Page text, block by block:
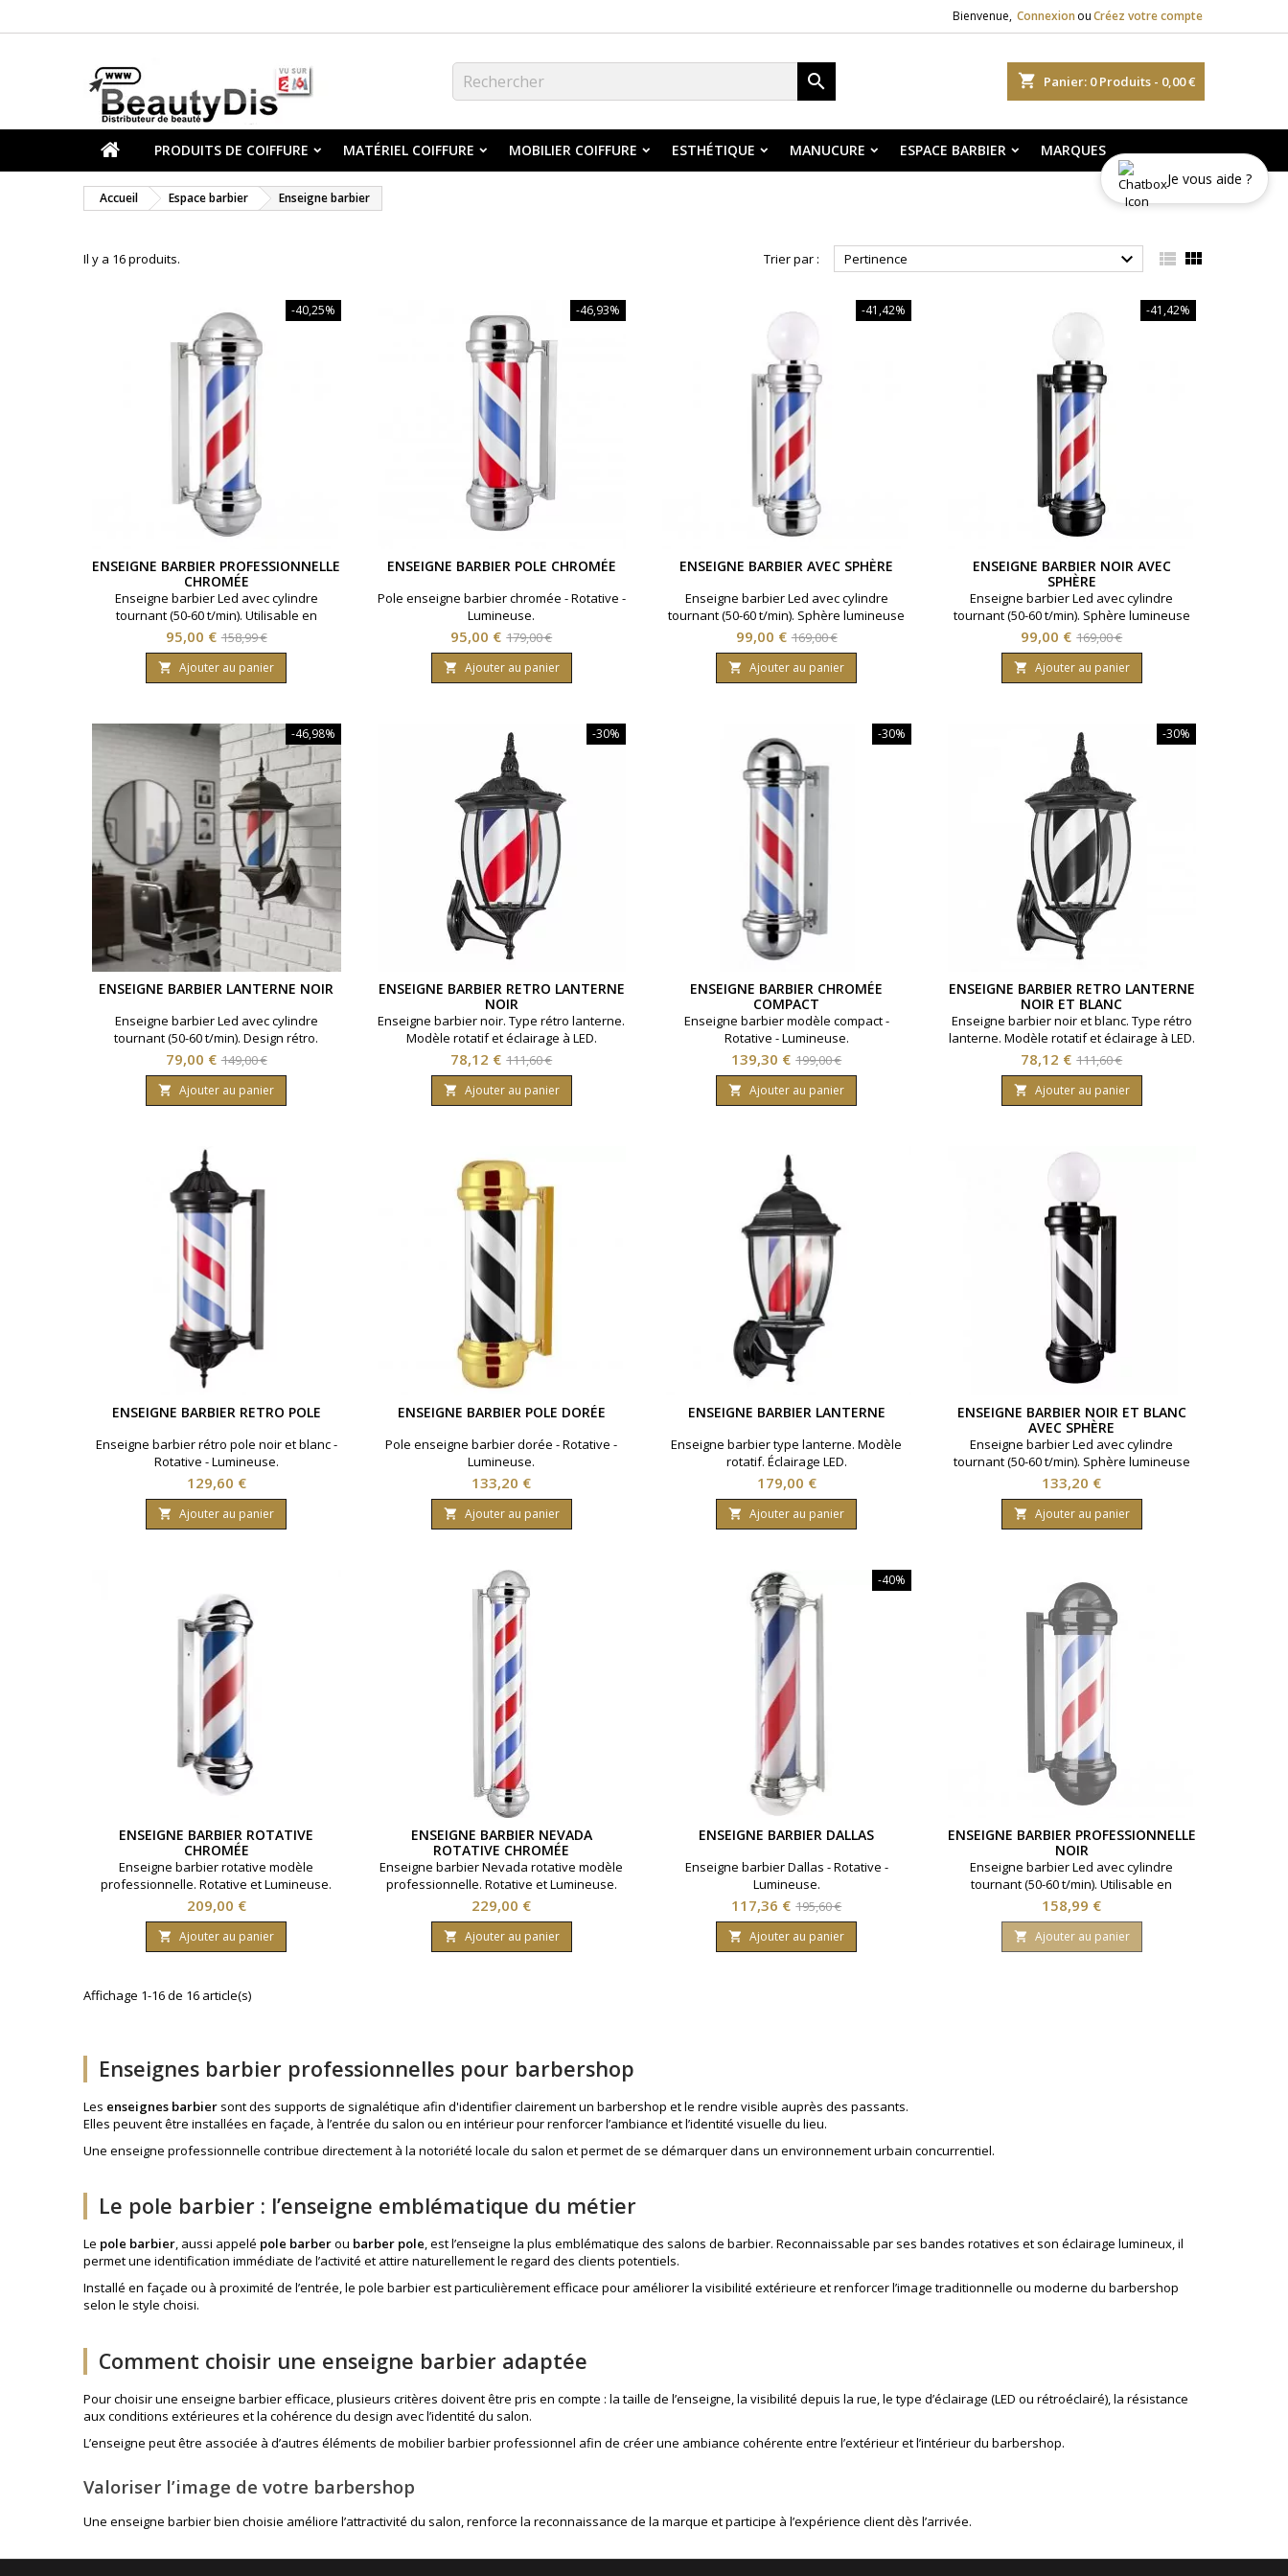
Bienvenue, Connexion ouCréez votre compte
shopping_cart Panier: 0Produits - 0,00 €

PRODUITS DE COIFFURE MATÉRIEL COIFFURE MOBILIER COIFFURE ESTHÉTIQUE MANUCURE ESPACE BARBIER MARQUES
Accueil Espace barbier Enseigne barbier
Il y a 16 produits. Trier par : Pertinence   
-40,25%
ENSEIGNE BARBIER PROFESSIONNELLE
CHROMÉE
Enseigne barbier Led avec cylindre
tournant (50-60 t/min). Utilisable en
intérieur et extérieur. Visibilité optimale.
Finition chromée.
Prix
95,00 € Prix
de
base
158,99 €
 Ajouter au panier
-46,93%
ENSEIGNE BARBIER POLE CHROMÉE
Pole enseigne barbier chromée - Rotative -
Lumineuse.
Prix
95,00 € Prix
de
base
179,00 €
 Ajouter au panier
-41,42%
ENSEIGNE BARBIER AVEC SPHÈRE
Enseigne barbier Led avec cylindre
tournant (50-60 t/min). Sphère lumineuse
Utilisable en intérieur et extérieur.
Visibilité optimale. Finition chromée.
Prix
99,00 € Prix
de
base
169,00 €
 Ajouter au panier
-41,42%
ENSEIGNE BARBIER NOIR AVEC
SPHÈRE
Enseigne barbier Led avec cylindre
tournant (50-60 t/min). Sphère lumineuse
Utilisable en intérieur et extérieur.
Visibilité optimale. Noir.
Prix
99,00 € Prix
de
base
169,00 €
 Ajouter au panier
-46,98%
ENSEIGNE BARBIER LANTERNE NOIR
Enseigne barbier Led avec cylindre
tournant (50-60 t/min). Design rétro.
Utilisable en intérieur et extérieur.
Visibilité optimale.
Prix
79,00 € Prix
de
base
149,00 €
 Ajouter au panier
-30%
ENSEIGNE BARBIER RETRO LANTERNE
NOIR
Enseigne barbier noir. Type rétro lanterne.
Modèle rotatif et éclairage à LED.
Prix
78,12 € Prix
de
base
111,60 €
 Ajouter au panier
-30%
ENSEIGNE BARBIER CHROMÉE
COMPACT
Enseigne barbier modèle compact -
Rotative - Lumineuse.
Prix
139,30 € Prix
de
base
199,00 €
 Ajouter au panier
-30%
ENSEIGNE BARBIER RETRO LANTERNE
NOIR ET BLANC
Enseigne barbier noir et blanc. Type rétro
lanterne. Modèle rotatif et éclairage à LED.
Prix
78,12 € Prix
de
base
111,60 €
 Ajouter au panier
ENSEIGNE BARBIER RETRO POLE
Enseigne barbier rétro pole noir et blanc -
Rotative - Lumineuse.
Prix
129,60 €
 Ajouter au panier
ENSEIGNE BARBIER POLE DORÉE
Pole enseigne barbier dorée - Rotative -
Lumineuse.
Prix
133,20 €
 Ajouter au panier
ENSEIGNE BARBIER LANTERNE
Enseigne barbier type lanterne. Modèle
rotatif. Éclairage LED.
Prix
179,00 €
 Ajouter au panier
ENSEIGNE BARBIER NOIR ET BLANC
AVEC SPHÈRE
Enseigne barbier Led avec cylindre
tournant (50-60 t/min). Sphère lumineuse
Utilisable en intérieur et extérieur.
Visibilité optimale. Ruban noir et blanc.
Noir.
Prix
133,20 €
 Ajouter au panier
ENSEIGNE BARBIER ROTATIVE
CHROMÉE
Enseigne barbier rotative modèle
professionnelle. Rotative et Lumineuse.
Hauteur 70 centimètres. Finition chromée.
Prix
209,00 €
 Ajouter au panier
ENSEIGNE BARBIER NEVADA
ROTATIVE CHROMÉE
Enseigne barbier Nevada rotative modèle
professionnelle. Rotative et Lumineuse.
Hauteur 136 centimètres. Finition chromée.
Prix
229,00 €
 Ajouter au panier
-40%
ENSEIGNE BARBIER DALLAS
Enseigne barbier Dallas - Rotative -
Lumineuse.
Prix
117,36 € Prix
de
base
195,60 €
 Ajouter au panier
ENSEIGNE BARBIER PROFESSIONNELLE
NOIR
Enseigne barbier Led avec cylindre
tournant (50-60 t/min). Utilisable en
intérieur et extérieur. Visibilité optimale.
Noir.
Prix
158,99 €
 Ajouter au panier
Affichage 1-16 de 16 article(s)
Enseignes barbier professionnelles pour barbershop
Les enseignes barbier sont des supports de signalétique afin d'identifier clairement un barbershop et le rendre visible auprès des passants.
Elles peuvent être installées en façade, à l’entrée du salon ou en intérieur pour renforcer l’ambiance et l’identité visuelle du lieu.
Une enseigne professionnelle contribue directement à la notoriété locale du salon et permet de se démarquer dans un environnement urbain concurrentiel.
Le pole barbier : l’enseigne emblématique du métier
Le pole barbier, aussi appelé pole barberou barber pole, est l’enseigne la plus emblématique des salons de barbier. Reconnaissable par ses bandes rotatives et son éclairage lumineux, il
permet une identification immédiate de l’activité et attire naturellement le regard des clients potentiels.
Installé en façade ou à proximité de l’entrée, le pole barbier est particulièrement efficace pour améliorer la visibilité extérieure et renforcer l’image traditionnelle ou moderne du barbershop
selon le style choisi.
Comment choisir une enseigne barbier adaptée
Pour choisir une enseigne barbier efficace, plusieurs critères doivent être pris en compte : la taille de l’enseigne, la visibilité depuis la rue, le type d’éclairage (LED ou rétroéclairé), la résistance
aux conditions extérieures et la cohérence du design avec l’identité du salon.
L’enseigne peut être associée à d’autres éléments de mobilier barbier professionnel afin de créer une ambiance cohérente entre l’extérieur et l’intérieur du barbershop.
Valoriser l’image de votre barbershop
Une enseigne barbier bien choisie améliore l’attractivité du salon, renforce la reconnaissance de la marque et participe à l’expérience client dès l’arrivée.
Je vous aide ?